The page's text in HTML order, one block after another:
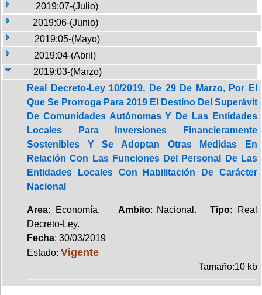
2019:07-(Julio)
2019:06-(Junio)
2019:05-(Mayo)
2019:04-(Abril)
2019:03-(Marzo)
Real Decreto-Ley 10/2019, De 29 De Marzo, Por El
Que Se Prorroga Para 2019 El Destino Del Superávit
De Comunidades Autónomas Y De Las Entidades
Locales Para Inversiones Financieramente
Sostenibles Y Se Adoptan Otras Medidas En
Relación Con Las Funciones Del Personal De Las
Entidades Locales Con Habilitación De Carácter
Nacional
Area: Economía. Ambito: Nacional.Tipo:
Real
Decreto-Ley.
Fecha: 30/03/2019
Estado: Vigente
Tamaño:10 kb